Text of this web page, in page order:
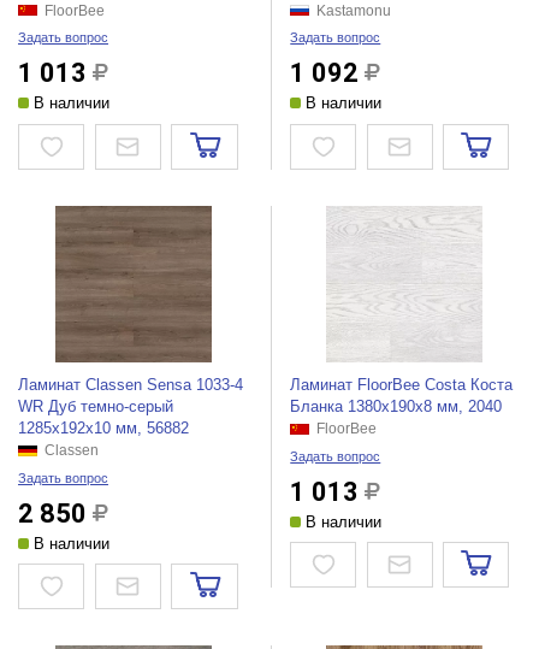
FloorBee
Задать вопрос
1 013
В наличии
Kastamonu
Задать вопрос
1 092
В наличии
Ламинат Classen Sensa 1033-4
WR Дуб темно-серый
1285x192x10 мм, 56882
Classen
Задать вопрос
2 850
В наличии
Ламинат FloorBee Costa Коста
Бланка 1380х190х8 мм, 2040
FloorBee
Задать вопрос
1 013
В наличии